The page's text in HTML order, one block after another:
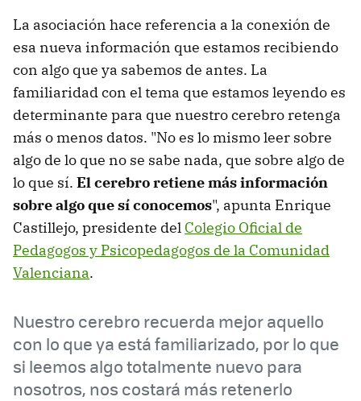
La asociación hace referencia a la conexión de
esa nueva información que estamos recibiendo
con algo que ya sabemos de antes. La
familiaridad con el tema que estamos leyendo es
determinante para que nuestro cerebro retenga
más o menos datos. "No es lo mismo leer sobre
algo de lo que no se sabe nada, que sobre algo de
lo que sí. El cerebro retiene más información
sobre algo que sí conocemos", apunta Enrique
Castillejo, presidente del Colegio Oficial de
Pedagogos y Psicopedagogos de la Comunidad
Valenciana.
Nuestro cerebro recuerda mejor aquello
con lo que ya está familiarizado, por lo que
si leemos algo totalmente nuevo para
nosotros, nos costará más retenerlo